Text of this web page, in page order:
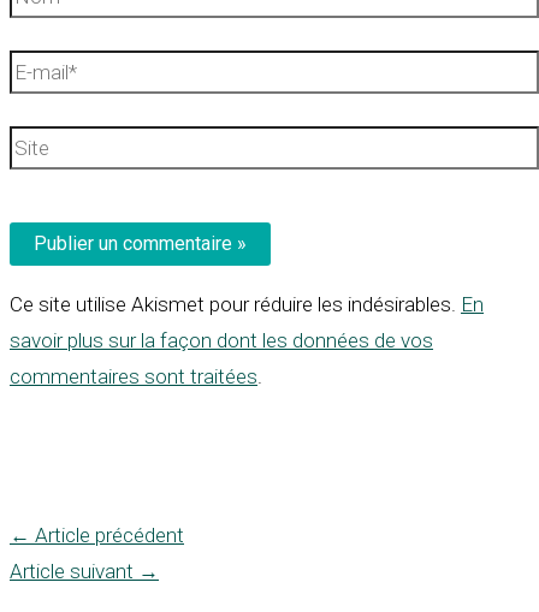
E-
Site
Ce site utilise Akismet pour réduire les indésirables. En
savoir plus sur la façon dont les données de vos
commentaires sont traitées
← Article précédent
Article suivant →